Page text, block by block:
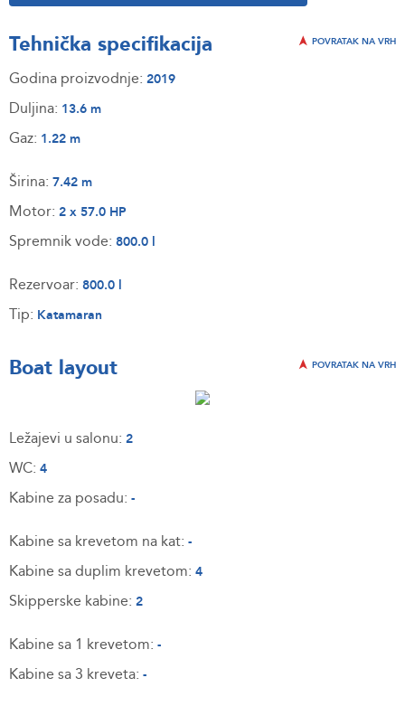
Tehnička specifikacija POVRATAK NA VRH
Godina proizvodnje: 2019
Duljina: 13.6 m
Gaz: 1.22 m
Širina: 7.42 m
Motor: 2 x 57.0 HP
Spremnik vode: 800.0 l
Rezervoar: 800.0 l
Tip: Katamaran
Boat layout POVRATAK NA VRH
Ležajevi u salonu: 2
WC: 4
Kabine za posadu: -
Kabine sa krevetom na kat: -
Kabine sa duplim krevetom: 4
Skipperske kabine: 2
Kabine sa 1 krevetom: -
Kabine sa 3 kreveta: -